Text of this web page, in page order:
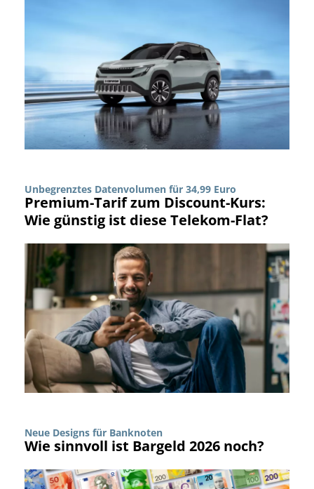
Unbegrenztes Datenvolumen für 34,99 Euro
Premium-Tarif zum Discount-Kurs:
Wie günstig ist diese Telekom-Flat?
Neue Designs für Banknoten
Wie sinnvoll ist Bargeld 2026 noch?